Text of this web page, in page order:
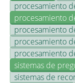
procesamiento
procesamiento
procesamiento
procesamiento
procesamiento
sistemas de
sistemas de